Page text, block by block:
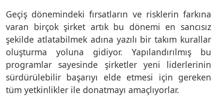
Geçiş dönemindeki fırsatların ve risklerin farkına
varan birçok şirket artık bu dönemi en sancısız
şekilde atlatabilmek adına yazılı bir takım kurallar
oluşturma yoluna gidiyor. Yapılandırılmış bu
programlar sayesinde şirketler yeni liderlerinin
sürdürülebilir başarıyı elde etmesi için gereken
tüm yetkinlikler ile donatmayı amaçlıyorlar.